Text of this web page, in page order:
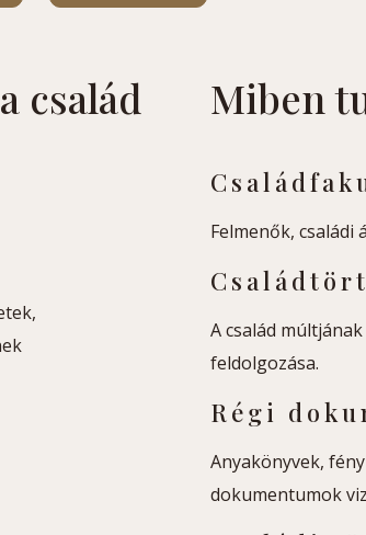
család
Miben
Felmenők,
A család
feldolgozása.
Régi
Anyakönyvek,
dokumentumok